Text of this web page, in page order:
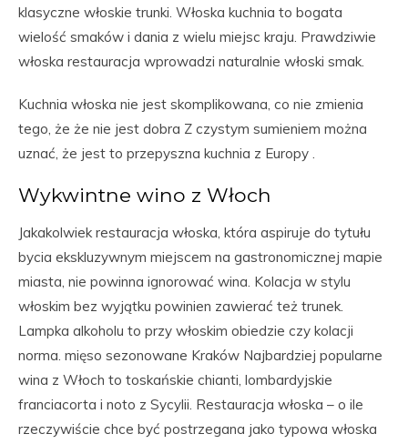
klasyczne włoskie trunki. Włoska kuchnia to bogata
wielość smaków i dania z wielu miejsc kraju. Prawdziwie
włoska restauracja wprowadzi naturalnie włoski smak.
Kuchnia włoska nie jest skomplikowana, co nie zmienia
tego, że że nie jest dobra Z czystym sumieniem można
uznać, że jest to przepyszna kuchnia z Europy .
Wykwintne wino z Włoch
Jakakolwiek restauracja włoska, która aspiruje do tytułu
bycia ekskluzywnym miejscem na gastronomicznej mapie
miasta, nie powinna ignorować wina. Kolacja w stylu
włoskim bez wyjątku powinien zawierać też trunek.
Lampka alkoholu to przy włoskim obiedzie czy kolacji
norma. mięso sezonowane Kraków Najbardziej popularne
wina z Włoch to toskańskie chianti, lombardyjskie
franciacorta i noto z Sycylii. Restauracja włoska – o ile
rzeczywiście chce być postrzegana jako typowa włoska